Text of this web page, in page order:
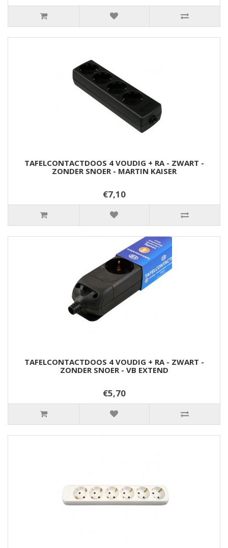
TAFELCONTACTDOOS 4 VOUDIG + RA - ZWART -
ZONDER SNOER - MARTIN KAISER
€7,10
TAFELCONTACTDOOS 4 VOUDIG + RA - ZWART -
ZONDER SNOER - VB EXTEND
€5,70